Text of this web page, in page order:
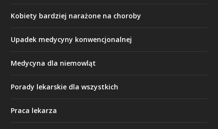
Kobiety bardziej narażone na choroby
Upadek medycyny konwencjonalnej
Medycyna dla niemowląt
Porady lekarskie dla wszystkich
Praca lekarza